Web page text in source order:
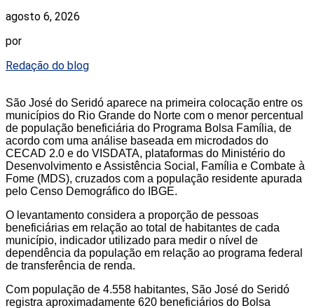
agosto 6, 2026
por
Redação do blog
São José do Seridó aparece na primeira colocação entre os
municípios do Rio Grande do Norte com o menor percentual
de população beneficiária do Programa Bolsa Família, de
acordo com uma análise baseada em microdados do
CECAD 2.0 e do VISDATA, plataformas do Ministério do
Desenvolvimento e Assistência Social, Família e Combate à
Fome (MDS), cruzados com a população residente apurada
pelo Censo Demográfico do IBGE.
O levantamento considera a proporção de pessoas
beneficiárias em relação ao total de habitantes de cada
município, indicador utilizado para medir o nível de
dependência da população em relação ao programa federal
de transferência de renda.
Com população de 4.558 habitantes, São José do Seridó
registra aproximadamente 620 beneficiários do Bolsa